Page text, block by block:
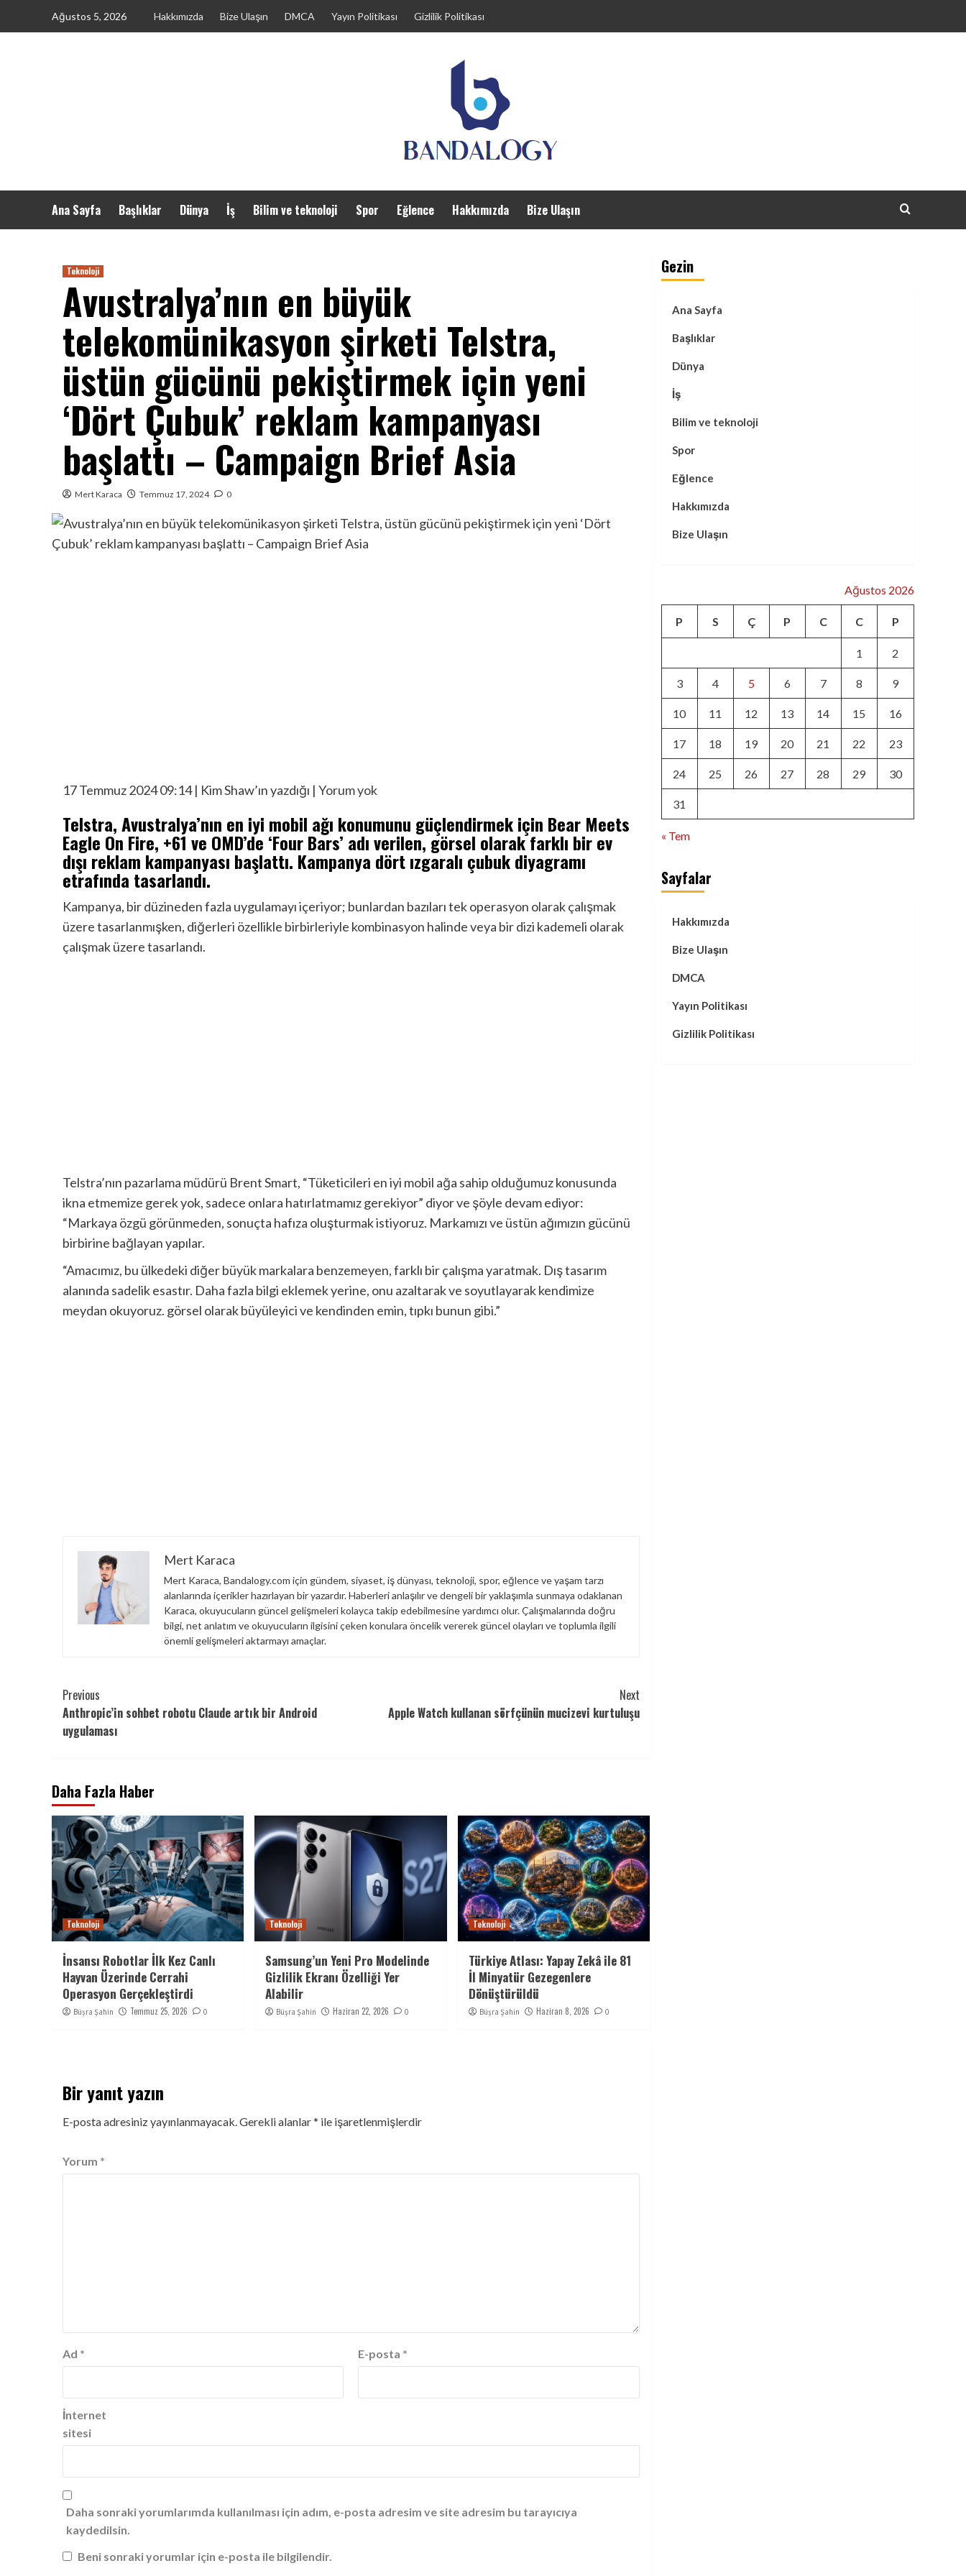
Ağustos 5, 2026 Hakkımızda Bize Ulaşın DMCA Yayın Politikası Gizlilik Politikası
Ana Sayfa Başlıklar Dünya İş Bilim ve teknoloji Spor Eğlence Hakkımızda Bize Ulaşın
Teknoloji
Avustralya’nın en büyük
telekomünikasyon şirketi Telstra,
üstün gücünü pekiştirmek için yeni
‘Dört Çubuk’ reklam kampanyası
başlattı – Campaign Brief Asia
Mert Karaca Temmuz 17, 2024 0
17 Temmuz 2024 09:14| Kim Shaw’ın yazdığı | Yorum yok
Telstra, Avustralya’nın en iyi mobil ağı konumunu güçlendirmek için Bear Meets
Eagle On Fire, +61 ve OMD’de ‘Four Bars’ adı verilen, görsel olarak farklı bir ev
dışı reklam kampanyası başlattı. Kampanya dört ızgaralı çubuk diyagramı
etrafında tasarlandı.
Kampanya, bir düzineden fazla uygulamayı içeriyor; bunlardan bazıları tek operasyon olarak çalışmak
üzere tasarlanmışken, diğerleri özellikle birbirleriyle kombinasyon halinde veya bir dizi kademeli olarak
çalışmak üzere tasarlandı.
Telstra’nın pazarlama müdürü Brent Smart, “Tüketicileri en iyi mobil ağa sahip olduğumuz konusunda
ikna etmemize gerek yok, sadece onlara hatırlatmamız gerekiyor” diyor ve şöyle devam ediyor:
“Markaya özgü görünmeden, sonuçta hafıza oluşturmak istiyoruz. Markamızı ve üstün ağımızın gücünü
birbirine bağlayan yapılar.
“Amacımız, bu ülkedeki diğer büyük markalara benzemeyen, farklı bir çalışma yaratmak. Dış tasarım
alanında sadelik esastır. Daha fazla bilgi eklemek yerine, onu azaltarak ve soyutlayarak kendimize
meydan okuyoruz. görsel olarak büyüleyici ve kendinden emin, tıpkı bunun gibi.”
Mert Karaca
Mert Karaca, Bandalogy.com için gündem, siyaset, iş dünyası, teknoloji, spor, eğlence ve yaşam tarzı
alanlarında içerikler hazırlayan bir yazardır. Haberleri anlaşılır ve dengeli bir yaklaşımla sunmaya odaklanan
Karaca, okuyucuların güncel gelişmeleri kolayca takip edebilmesine yardımcı olur. Çalışmalarında doğru
bilgi, net anlatım ve okuyucuların ilgisini çeken konulara öncelik vererek güncel olayları ve toplumla ilgili
önemli gelişmeleri aktarmayı amaçlar.
Continue
Reading
Previous
Anthropic’in sohbet robotu Claude artık bir Android
uygulaması
Next
Apple Watch kullanan sörfçünün mucizevi kurtuluşu
Daha Fazla Haber
Teknoloji
İnsansı Robotlar İlk Kez Canlı
Hayvan Üzerinde Cerrahi
Operasyon Gerçekleştirdi
Büşra Şahin Temmuz 25, 2026 0
Teknoloji
Samsung’un Yeni Pro Modelinde
Gizlilik Ekranı Özelliği Yer
Alabilir
Büşra Şahin Haziran 22, 2026 0
Teknoloji
Türkiye Atlası: Yapay Zekâ ile 81
İl Minyatür Gezegenlere
Dönüştürüldü
Büşra Şahin Haziran 8, 2026 0
Bir yanıt yazın
E-posta adresiniz yayınlanmayacak.Gerekli alanlar* ile işaretlenmişlerdir
Yorum *
Ad * E-posta *
İnternet
sitesi
Daha sonraki yorumlarımda kullanılması için adım, e-posta adresim ve site adresim bu tarayıcıya
kaydedilsin.
Beni sonraki yorumlar için e-posta ile bilgilendir.
Gezin
Ana Sayfa
Başlıklar
Dünya
İş
Bilim ve teknoloji
Spor
Eğlence
Hakkımızda
Bize Ulaşın
Ağustos 2026
P S Ç P C C P
1 2
3 4 5 6 7 8 9
10 11 12 13 14 15 16
17 18 19 20 21 22 23
24 25 26 27 28 29 30
31
« Tem
Sayfalar
Hakkımızda
Bize Ulaşın
DMCA
Yayın Politikası
Gizlilik Politikası